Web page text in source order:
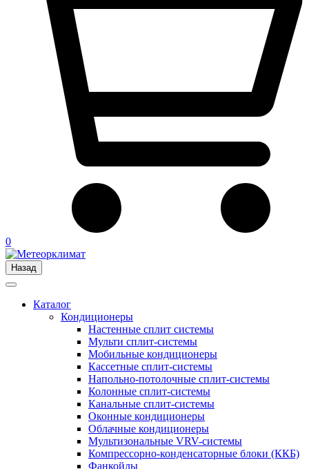
0
Назад
Каталог
Кондиционеры
Настенные сплит системы
Мульти сплит-системы
Мобильные кондиционеры
Кассетные сплит-системы
Напольно-потолочные сплит-системы
Колонные сплит-системы
Канальные сплит-системы
Оконные кондиционеры
Облачные кондиционеры
Мультизональные VRV-системы
Компрессорно-конденсаторные блоки (ККБ)
Фанкойлы